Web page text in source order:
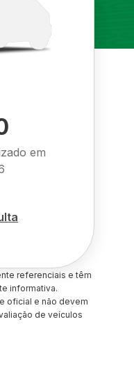
em
referenciais e têm
informativa.
oficial e não devem
de veículos